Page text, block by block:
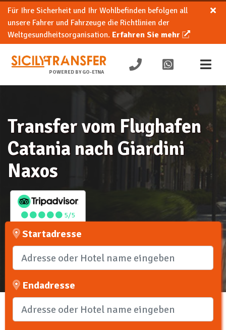
Für Ihre Sicherheit und Ihr Wohlbefinden befolgen all
unsere Fahrer und Fahrzeuge die Richtlinien der
Weltgesundheitsorganisation. Erfahren Sie mehr
POWERED BY GO-ETNA
Transfer vom Flughafen
Catania nach Giardini
Naxos
Startadresse
Endadresse
5/5